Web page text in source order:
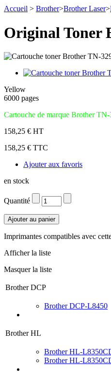
Accueil > Brother>Brother Laser>
Original Toner
Yellow
6000 pages
Cartouche de marque Brother TN-
158,25 € HT
158,25 € TTC
Ajouter aux favoris
en stock
Quantité
Imprimantes compatibles avec
Afficher la liste
Masquer la liste
Brother DCP
Brother DCP-L8450
Brother HL
Brother HL-
Brother HL-